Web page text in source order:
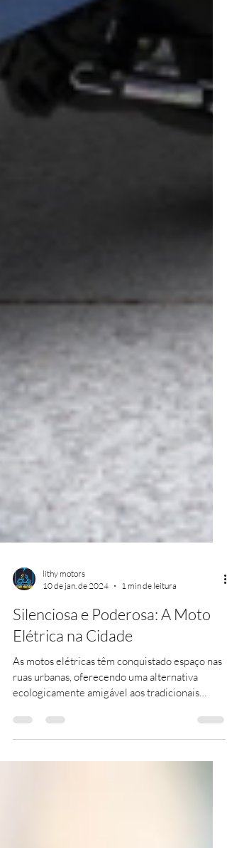
10 de jan. de 2024
1 min de leitura
Silenciosa e Poderosa: A Moto
Elétrica na Cidade
As motos elétricas têm conquistado espaço nas
ecologicamente amigável aos tradicionais
veículos...